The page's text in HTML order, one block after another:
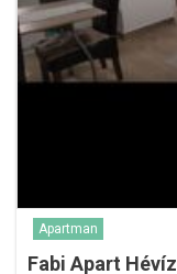
Apartman
Fabi Apart Hévíz